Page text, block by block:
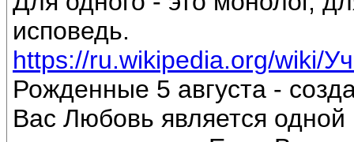
исповедь.
https://ru.wikipedia.org/wiki/
Рожденные 5 августа -
Вас Любовь является